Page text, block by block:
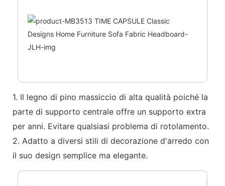
1. Il legno di pino massiccio di alta qualità poiché la
parte di supporto centrale offre un supporto extra
per anni. Evitare qualsiasi problema di rotolamento.
2. Adatto a diversi stili di decorazione d'arredo con
il suo design semplice ma elegante.